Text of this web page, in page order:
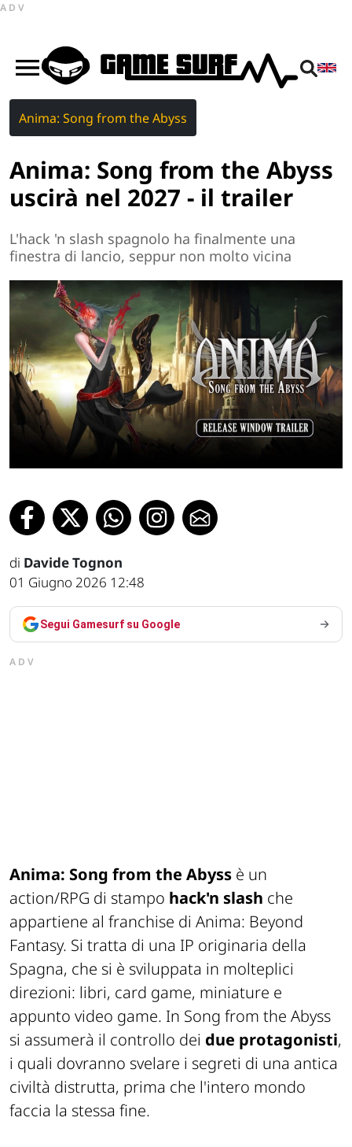
ADV
Anima: Song from the Abyss
Anima: Song from the Abyss
uscirà nel 2027 - il trailer
L'hack 'n slash spagnolo ha finalmente una
finestra di lancio, seppur non molto vicina
di Davide Tognon
01 Giugno 2026 12:48
Segui Gamesurf su Google
ADV
Anima: Song from the Abyss è un
action/RPG di stampo hack'n slash che
appartiene al franchise di Anima: Beyond
Fantasy. Si tratta di una IP originaria della
Spagna, che si è sviluppata in molteplici
direzioni: libri, card game, miniature e
appunto video game. In Song from the Abyss
si assumerà il controllo dei due protagonisti,
i quali dovranno svelare i segreti di una antica
civiltà distrutta, prima che l'intero mondo
faccia la stessa fine.